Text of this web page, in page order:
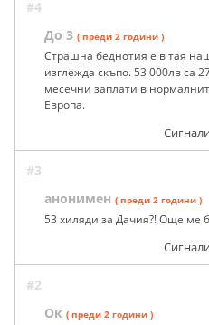
#4
До 3 ( преди 2 години )
Страшна беднотия е в тая
изглежда скъпо. 53 000лв са
месечни заплати в
Европа.
#3
анонимен ( преди 2 години )
53 хиляди за Дачия?! Още ме
#2
Ок ( преди 2 години )